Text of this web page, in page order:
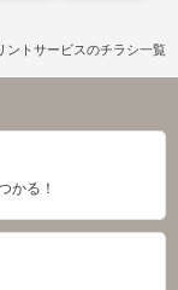
ントサービスのチラシ一覧
かる！